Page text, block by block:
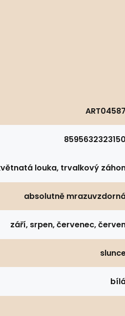
ART04587
8595632323150
louka, trvalkový
absolutně
září, srpen, červenec,